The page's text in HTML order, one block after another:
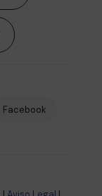
Facebook